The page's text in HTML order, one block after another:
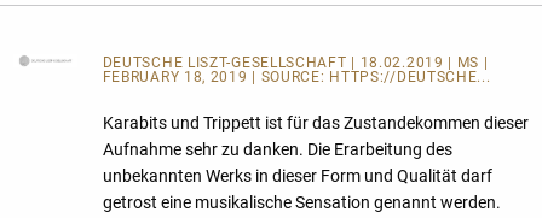
DEUTSCHE LISZT-GESELLSCHAFT
| 18.02.2019 | MS |
FEBRUARY 18, 2019 | SOURCE: HTTPS://DEUTSCHE...
Karabits und Trippett ist für das Zustandekommen dieser
Aufnahme sehr zu danken. Die Erarbeitung des
unbekannten Werks in dieser Form und Qualität darf
getrost eine musikalische Sensation genannt werden.